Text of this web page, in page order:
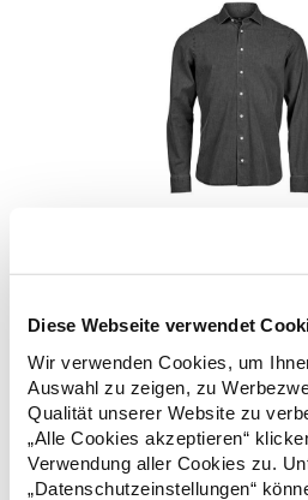
Diese Webseite verwendet
Wir verwenden Cookies, um
Auswahl zu zeigen, zu
Qualität unserer Website zu
„Alle Cookies akzeptieren“
Verwendung aller Cookies zu.
„Datenschutzeinstellungen“
Manschetten Geformte Passform Rückenpasse Askolith-
Geschwungener SaumPfegehinweis:
erlaubtChemische Reinigung
Produktsicherheit:
16, 9230 Svenstrup J,
www.teejays.comGrammatur: 162
g/m²Materialzusammensetzung:
* Preise inkl. gesetzlicher Mwst. +